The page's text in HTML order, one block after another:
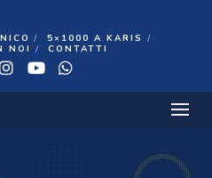
5×1000 A KARIS
NOI
CONTATTI
Instagram
YouTube
WhatsApp